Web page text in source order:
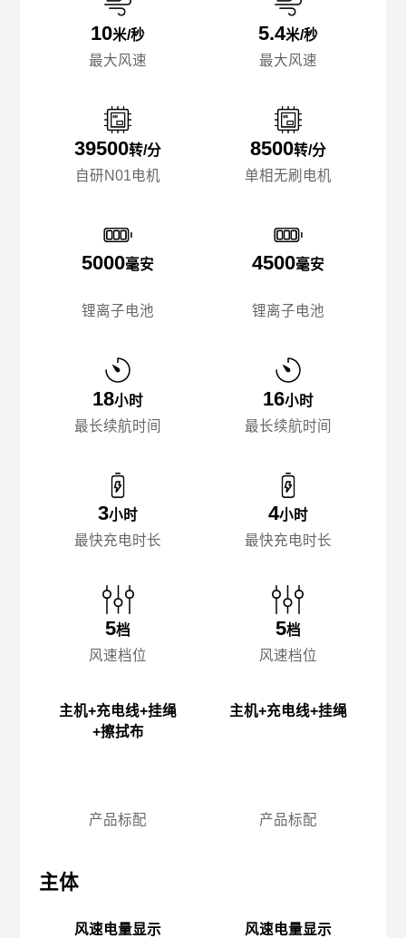
10米/秒
最大风速
39500转/分
自研N01电机
5000毫安
锂离子电池
18小时
最长续航时间
3小时
最快充电时长
5档
风速档位
主机+充电线+挂绳
+擦拭布
产品标配
主体
风速电量显示
5.4米/秒
最大风速
8500转/分
单相无刷电机
4500毫安
锂离子电池
16小时
最长续航时间
4小时
最快充电时长
5档
风速档位
主机+充电线+挂绳
产品标配
风速电量显示